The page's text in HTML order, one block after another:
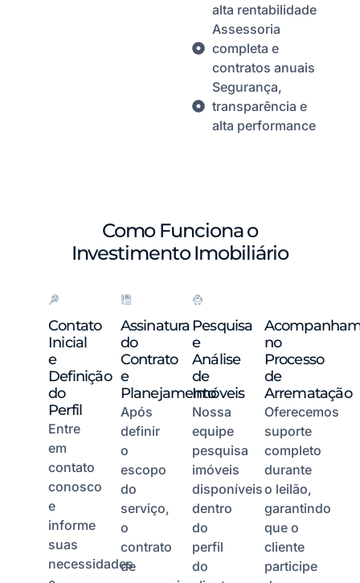
alta rentabilidade
Assessoria
completa e
contratos anuais
Segurança,
transparência e
alta performance
Como Funciona o
Investimento Imobiliário
Contato
Inicial
e
Definição
do
Perfil
Entre
em
contato
conosco
e
informe
suas
necessidades
Assinatura
do
Contrato
e
Planejamento
Após
definir
o
escopo
do
serviço,
o
contrato
de
Pesquisa
e
Análise
de
Imóveis
Nossa
equipe
pesquisa
imóveis
disponíveis
dentro
do
perfil
do
no
Processo
de
Arrematação
Oferecemos
suporte
completo
durante
o leilão,
garantindo
que o
cliente
participe